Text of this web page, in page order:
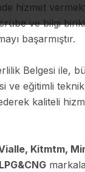
hizmet
ve bilgi
başarmıştır.
Belgesi ile,
ve eğitimli
kaliteli
Kitmtm,